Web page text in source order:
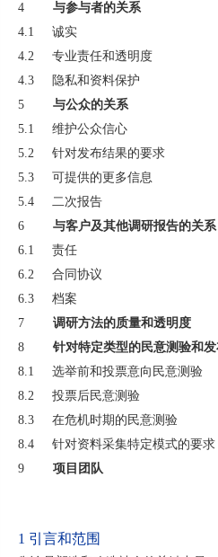
4
与参与者的关系
4.1
诚实
4.2
专业责任和透明度
4.3
隐私和资料保护
5
与公众的关系
5.1
维护公众信心
5.2
针对发布结果的要求
5.3
可提供的更多信息
5.4
二次报告
6
与客户及其他调研报告的关系
6.1
责任
6.2
合同协议
6.3
档案
7
调研方法的质量和透明度
8
针对特定类型的民意测验和
8.1
选举前和投票意向民意测验
8.2
投票后民意测验
8.3
在危机时期的民意测验
8.4
针对资料采集特定模式的要求
9
项目团队
1 引言和范围